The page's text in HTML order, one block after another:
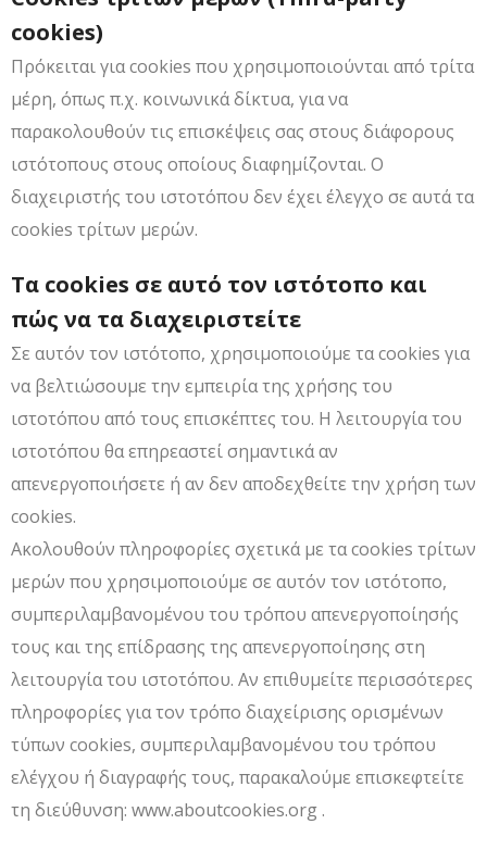
cookies)
Πρόκειται για cookies που χρησιμοποιούνται από τρίτα
μέρη, όπως π.χ. κοινωνικά δίκτυα, για να
παρακολουθούν τις επισκέψεις σας στους διάφορους
ιστότοπους στους οποίους διαφημίζονται. Ο
διαχειριστής του ιστοτόπου δεν έχει έλεγχο σε αυτά τα
cookies τρίτων μερών.
Τα cookies σε αυτό τον ιστότοπο και
πώς να τα διαχειριστείτε
Σε αυτόν τον ιστότοπο, χρησιμοποιούμε τα cookies για
να βελτιώσουμε την εμπειρία της χρήσης του
ιστοτόπου από τους επισκέπτες του. Η λειτουργία του
ιστοτόπου θα επηρεαστεί σημαντικά αν
απενεργοποιήσετε ή αν δεν αποδεχθείτε την χρήση των
cookies.
Ακολουθούν πληροφορίες σχετικά με τα cookies τρίτων
μερών που χρησιμοποιούμε σε αυτόν τον ιστότοπο,
συμπεριλαμβανομένου του τρόπου απενεργοποίησής
τους και της επίδρασης της απενεργοποίησης στη
λειτουργία του ιστοτόπου. Αν επιθυμείτε περισσότερες
πληροφορίες για τον τρόπο διαχείρισης ορισμένων
τύπων cookies, συμπεριλαμβανομένου του τρόπου
ελέγχου ή διαγραφής τους, παρακαλούμε επισκεφτείτε
τη διεύθυνση: www.aboutcookies.org .